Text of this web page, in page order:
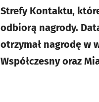
Strefy Kontaktu,
odbiorą nagrody.
otrzymał nagrodę w
Współczesny oraz